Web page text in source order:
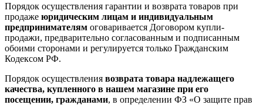
Порядок осуществления гарантии и возврата товаров при
продаже юридическим лицам и индивидуальным
предпринимателям оговаривается Договором купли-
продажи, предварительно согласованным и подписанным
обоими сторонами и регулируется только Гражданским
Кодексом РФ.
Порядок осуществления возврата товара надлежащего
качества, купленного в нашем магазине при его
посещении, гражданами, в определении ФЗ «О защите прав